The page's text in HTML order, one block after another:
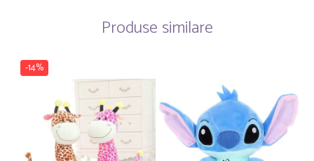
Produse similare
-14%